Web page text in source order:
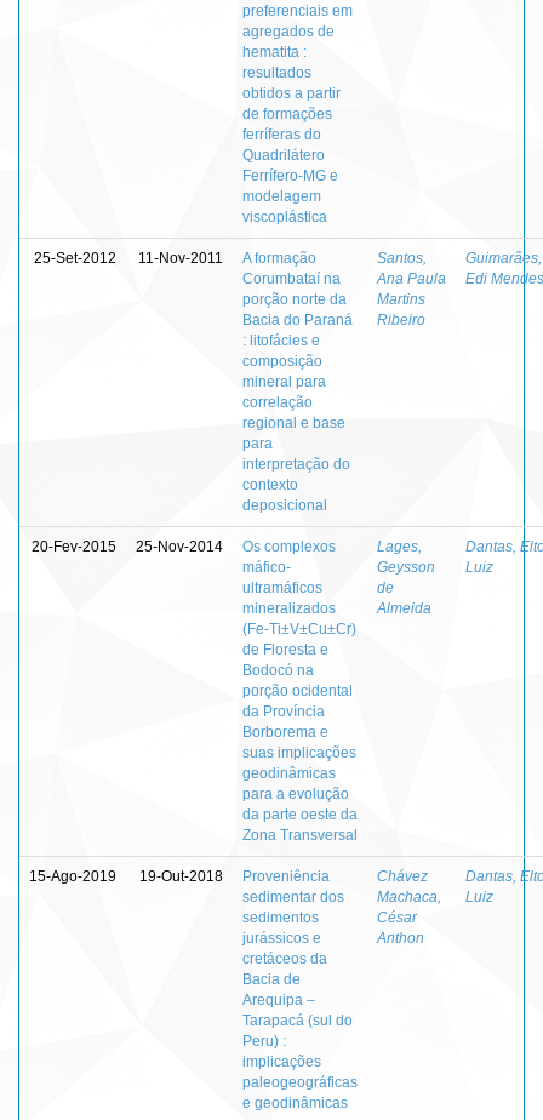
preferenciais em
agregados de
hematita :
resultados
obtidos a partir
de formações
ferríferas do
Quadrilátero
Ferrífero-MG e
modelagem
viscoplástica
25-Set-2012 11-Nov-2011
A formação
Corumbataí na
porção norte da
Bacia do Paraná
: litofácies e
composição
mineral para
correlação
regional e base
para
interpretação do
contexto
deposicional
Santos,
Ana Paula
Martins
Ribeiro
Guimarães,
Edi Mendes
20-Fev-2015 25-Nov-2014
Os complexos
máfico-
ultramáficos
mineralizados
(Fe-Ti±V±Cu±Cr)
de Floresta e
Bodocó na
porção ocidental
da Província
Borborema e
suas implicações
geodinâmicas
para a evolução
da parte oeste da
Zona Transversal
Lages,
Geysson
de
Almeida
Dantas,
Luiz
15-Ago-2019 19-Out-2018
Proveniência
sedimentar dos
sedimentos
jurássicos e
cretáceos da
Bacia de
Arequipa –
Tarapacá (sul do
Peru) :
implicações
paleogeográficas
e geodinâmicas
Chávez
Machaca,
César
Anthon
Dantas,
Luiz